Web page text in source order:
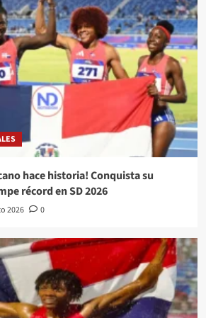
hace historia! Conquista su
récord en SD 2026
2026 0